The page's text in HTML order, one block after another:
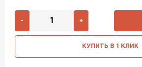
- +
КУПИТЬ В 1 КЛИК